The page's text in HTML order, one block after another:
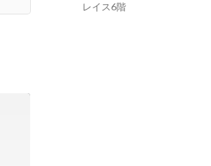
レイス6階